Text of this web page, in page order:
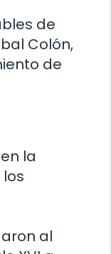
de
Colón,
de
la
al